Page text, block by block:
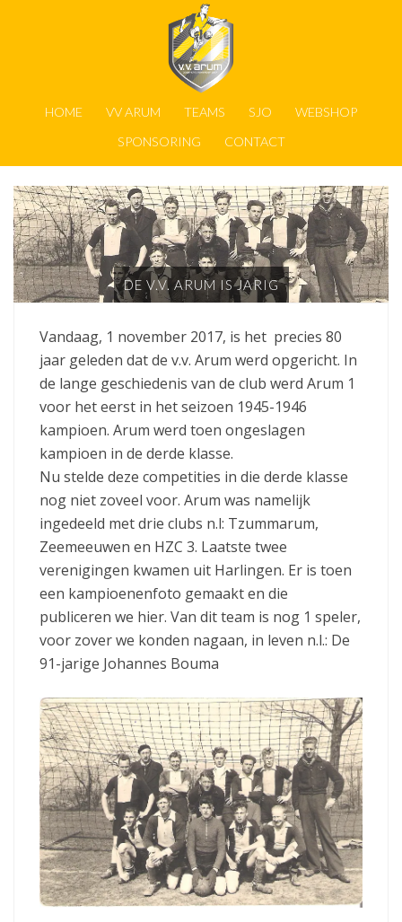
HOME VV ARUM TEAMS SJO
WEBSHOP
SPONSORING
CONTACT
DE V.V. ARUM IS JARIG
Vandaag, 1 november 2017, is het precies 80
jaar geleden dat de v.v. Arum werd opgericht. In
de lange geschiedenis van de club werd Arum 1
voor het eerst in het seizoen 1945-1946
kampioen. Arum werd toen ongeslagen
kampioen in de derde klasse.
Nu stelde deze competities in die derde klasse
nog niet zoveel voor. Arum was namelijk
ingedeeld met drie clubs n.l: Tzummarum,
Zeemeeuwen en HZC 3. Laatste twee
verenigingen kwamen uit Harlingen. Er is toen
een kampioenenfoto gemaakt en die
publiceren we hier. Van dit team is nog 1 speler,
voor zover we konden nagaan, in leven n.l.: De
91-jarige Johannes Bouma